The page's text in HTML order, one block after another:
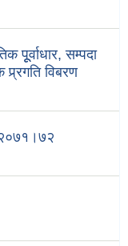
पूूर्वाधार, सम्पदा
प्र्रगति विबरण